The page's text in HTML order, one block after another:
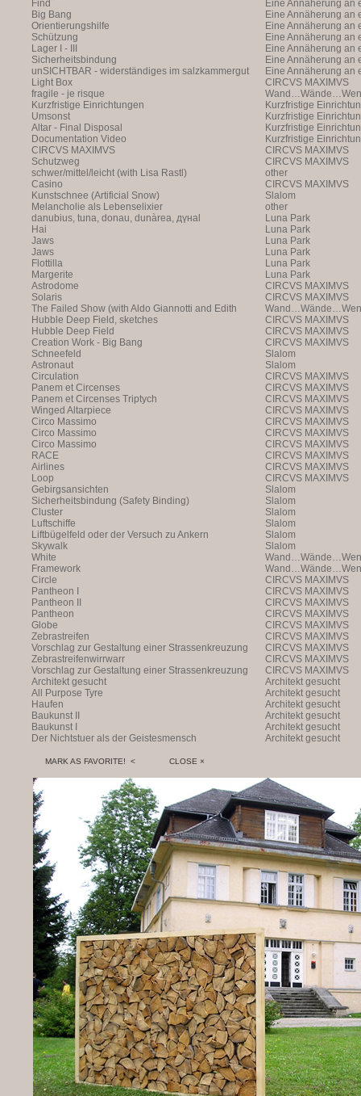
Vergangenheit ist
Annäherung an eine
Vergangenheit ist
Find
Eine Annäherung an
Annäherung an eine
Vergangenheit ist
Big Bang
Eine Annäherung an
Annäherung an eine
Vergangenheit ist
Orientierungshilfe
Eine Annäherung an
Annäherung an eine
Vergangenheit ist
Schützung
Eine Annäherung an
Annäherung an eine
Vergangenheit ist
Lager I - III
Eine Annäherung an
Annäherung an eine
Vergangenheit ist
Sicherheitsbindung
Eine Annäherung an
Annäherung an eine
Vergangenheit ist
unSICHTBAR - widerständiges im salzkammergut
Eine Annäherung an
Annäherung
Light Box
CIRCVS MAXIMVS
fragile - je risque
Kurzfristige Einrichtungen
Kurzfristige
Umsonst
Kurzfristige
Altar - Final Disposal
Kurzfristige
Documentation Video
Kurzfristige
CIRCVS MAXIMVS
CIRCVS MAXIMVS
Schutzweg
CIRCVS MAXIMVS
schwer/mittel/leicht (with Lisa Rastl)
other
Casino
CIRCVS MAXIMVS
Kunstschnee (Artificial Snow)
Slalom
Melancholie als Lebenselixier
other
danubius, tuna, donau, dunàrea, дүнаl
Luna Park
Hai
Luna Park
Jaws
Luna Park
Jaws
Luna Park
Flottilla
Luna Park
Margerite
Luna Park
Astrodome
CIRCVS MAXIMVS
Solaris
CIRCVS MAXIMVS
The Failed Show (with Aldo Giannotti and Edith
Payer)
Hubble Deep Field, sketches
CIRCVS MAXIMVS
Hubble Deep Field
CIRCVS MAXIMVS
Creation Work - Big Bang
CIRCVS MAXIMVS
Schneefeld
Slalom
Astronaut
Slalom
Circulation
CIRCVS MAXIMVS
Panem et Circenses
CIRCVS MAXIMVS
Panem et Circenses Triptych
CIRCVS MAXIMVS
Winged Altarpiece
CIRCVS MAXIMVS
Circo Massimo
CIRCVS MAXIMVS
Circo Massimo
CIRCVS MAXIMVS
Circo Massimo
CIRCVS MAXIMVS
RACE
CIRCVS MAXIMVS
Airlines
CIRCVS MAXIMVS
Loop
CIRCVS MAXIMVS
Gebirgsansichten
Slalom
Sicherheitsbindung (Safety Binding)
Slalom
Cluster
Slalom
Luftschiffe
Slalom
Liftbügelfeld oder der Versuch zu Ankern
Slalom
Skywalk
Slalom
White
Framework
Circle
CIRCVS MAXIMVS
Pantheon I
CIRCVS MAXIMVS
Pantheon II
CIRCVS MAXIMVS
Pantheon
CIRCVS MAXIMVS
Globe
CIRCVS MAXIMVS
Zebrastreifen
CIRCVS MAXIMVS
Vorschlag zur Gestaltung einer Strassenkreuzung
CIRCVS MAXIMVS
Zebrastreifenwirrwarr
CIRCVS MAXIMVS
Vorschlag zur Gestaltung einer Strassenkreuzung
CIRCVS MAXIMVS
Architekt gesucht
Architekt gesucht
All Purpose Tyre
Architekt gesucht
Haufen
Architekt gesucht
Baukunst II
Architekt gesucht
Baukunst I
Architekt gesucht
Der Nichtstuer als der Geistesmensch
Architekt gesucht
MARK AS FAVORITE! < CLOSE ×